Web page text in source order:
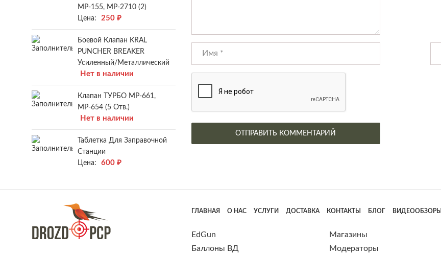
МР-155, МР-2710 (2)
Цена:
250 ₽
Боевой Клапан KRAL
PUNCHER BREAKER
Усиленный/металлический
Нет в наличии
Клапан ТУРБО МР-661,
МР-654 (5 Отв.)
Нет в наличии
Таблетка Для Заправочной
Станции
Цена:
600 ₽
ГЛАВНАЯ О НАС УСЛУГИ ДОСТАВКА КОНТАКТЫ БЛОГ ВИДЕООБЗОРЫ
EdGun
Баллоны ВД
Магазины
Модераторы